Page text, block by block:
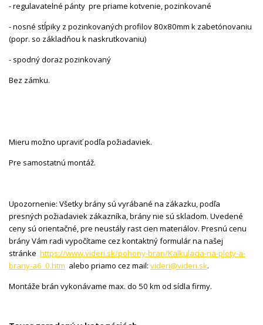
- regulavatelné pánty pre priame kotvenie, pozinkované
- nosné stĺpiky z pozinkovaných profilov 80x80mm k zabetónovaniu
(popr. so základňou k naskrutkovaniu)
- spodný doraz pozinkovaný
Bez zámku.
Mieru možno upraviť podľa požiadaviek.
Pre samostatnú montáž.
Upozornenie: Všetky brány sú vyrábané na zákazku, podľa
presných požiadaviek zákazníka, brány nie sú skladom. Uvedené
ceny sú orientačné, pre neustály rast cien materiálov. Presnú cenu
brány Vám radi vypočítame cez kontaktný formulár na našej
stránke https://www.videri.sk/pohony-bran/Kalkulacia-na-ploty-a-
brany-a6_0.htm alebo priamo cez mail: videri@videri.sk.
Montáže brán vykonávame max. do 50 km od sídla firmy.